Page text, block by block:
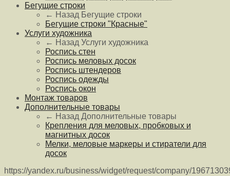
Бегущие строки
← Назад Бегущие строки
Бегущие строки "Красные"
Услуги художника
← Назад Услуги художника
Роспись стен
Роспись меловых досок
Роспись штендеров
Роспись одежды
Роспись окон
Монтаж товаров
Дополнительные товары
← Назад Дополнительные товары
Крепления для меловых, пробковых и
магнитных досок
Мелки, меловые маркеры и стиратели для
досок
https://yandex.ru/business/widget/request/company/